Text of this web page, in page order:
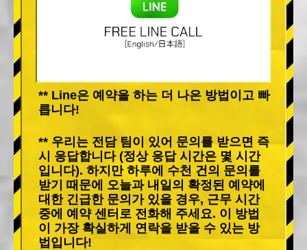
** Line은 예약을 하는 더 나은 방법이고 빠
릅니다!
** 우리는 전담 팀이 있어 문의를 받으면 즉
시 응답합니다 (정상 응답 시간은 몇 시간
입니다). 하지만 하루에 수천 건의 문의를
받기 때문에 오늘과 내일의 확정된 예약에
대한 긴급한 문의가 있을 경우, 근무 시간
중에 예약 센터로 전화해 주세요. 이 방법
이 가장 확실하게 연락을 받을 수 있는 방
법입니다!